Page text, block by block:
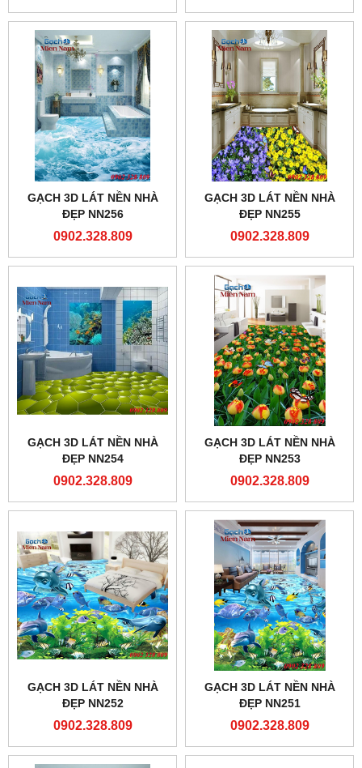
GẠCH 3D LÁT NỀN NHÀ
ĐẸP NN256
0902.328.809
GẠCH 3D LÁT NỀN NHÀ
ĐẸP NN255
0902.328.809
GẠCH 3D LÁT NỀN NHÀ
ĐẸP NN254
0902.328.809
GẠCH 3D LÁT NỀN NHÀ
ĐẸP NN253
0902.328.809
GẠCH 3D LÁT NỀN NHÀ
ĐẸP NN252
0902.328.809
GẠCH 3D LÁT NỀN NHÀ
ĐẸP NN251
0902.328.809